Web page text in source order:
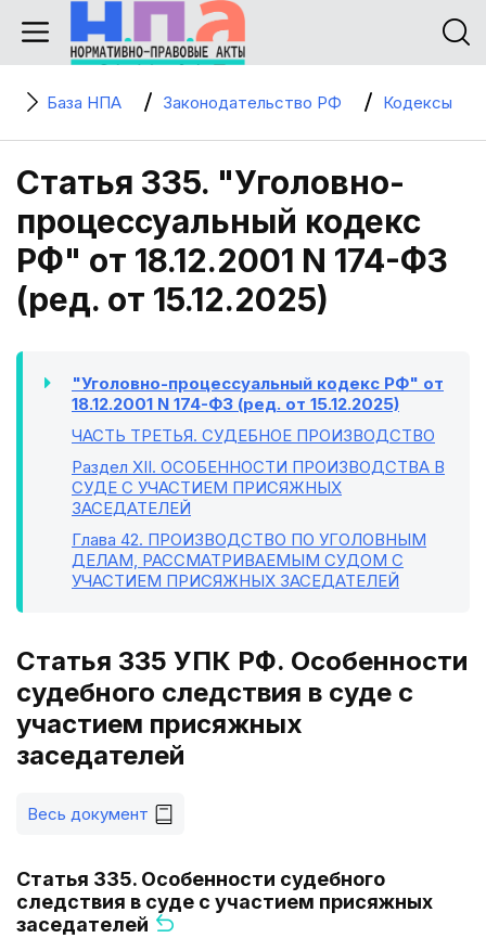
База НПА Законодательство РФ Кодексы
Статья 335. "Уголовно-
процессуальный кодекс
РФ" от 18.12.2001 N 174-ФЗ
(ред. от 15.12.2025)
"Уголовно-процессуальный кодекс РФ" от
18.12.2001 N 174-ФЗ (ред. от 15.12.2025)
ЧАСТЬ ТРЕТЬЯ. СУДЕБНОЕ ПРОИЗВОДСТВО
Раздел XII. ОСОБЕННОСТИ ПРОИЗВОДСТВА В
СУДЕ С УЧАСТИЕМ ПРИСЯЖНЫХ
ЗАСЕДАТЕЛЕЙ
Глава 42. ПРОИЗВОДСТВО ПО УГОЛОВНЫМ
ДЕЛАМ, РАССМАТРИВАЕМЫМ СУДОМ С
УЧАСТИЕМ ПРИСЯЖНЫХ ЗАСЕДАТЕЛЕЙ
Статья 335 УПК РФ. Особенности
судебного следствия в суде с
участием присяжных
заседателей
Весь документ
Статья 335. Особенности судебного
следствия в суде с участием присяжных
заседателей